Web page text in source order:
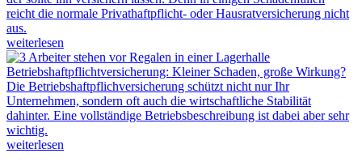
reicht die normale Privathaftpflicht- oder Hausratversicherung nicht
aus.
weiterlesen
Betriebshaftpflichtversicherung: Kleiner Schaden, große Wirkung?
Die Betriebshaftpflichversicherung schützt nicht nur Ihr
Unternehmen, sondern oft auch die wirtschaftliche Stabilität
dahinter. Eine vollständige Betriebsbeschreibung ist dabei aber sehr
wichtig.
weiterlesen